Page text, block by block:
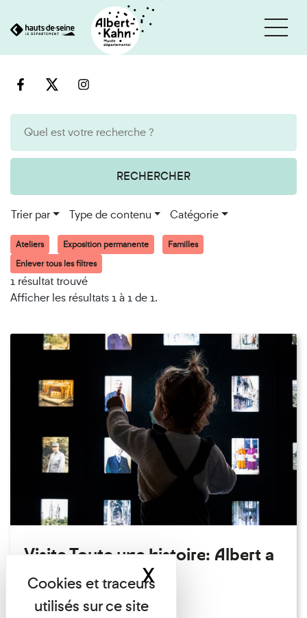
au
RECHERCHER
Trier par Type de contenu Catégorie
Ateliers Exposition permanente
Familles
Enlever tous les filtres
1 résultat trouvé
Afficher les résultats 1 à 1 de 1.
Visite Toute une histoire: Albert a
perdu son chapeau!
Exposition permanente
Cookies et traceurs utilisés sur ce site
XMasquer le